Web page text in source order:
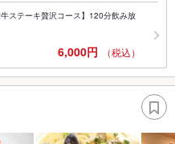
ステーキ贅沢コース】120分飲み放
6,000円 （税込）